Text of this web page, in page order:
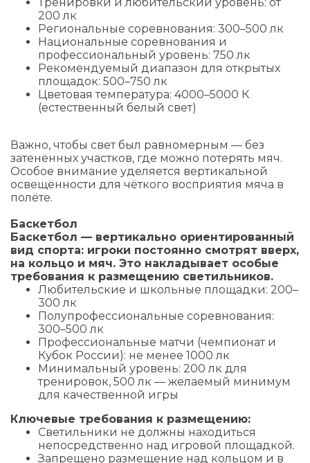
200 лк
Региональные соревнования: 300–500 лк
Национальные соревнования и
профессиональный уровень: 750 лк
Рекомендуемый диапазон для открытых
площадок: 500–750 лк
Цветовая температура: 4000–5000 К
(естественный белый свет)
Важно, чтобы свет был равномерным — без
затенённых участков, где можно потерять мяч.
Особое внимание уделяется вертикальной
освещённости для чёткого восприятия мяча в
полёте.
Баскетбол
Баскетбол — вертикально ориентированный
вид спорта: игроки постоянно смотрят вверх,
на кольцо и мяч. Это накладывает особые
требования к размещению светильников.
Любительские и школьные площадки: 200–
300 лк
Полупрофессиональные соревнования:
300–500 лк
Профессиональные матчи (чемпионат и
Кубок России): не менее 1000 лк
Минимальный уровень: 200 лк для
тренировок, 500 лк — желаемый минимум
для качественной игры
Ключевые требования к размещению:
Светильники не должны находиться
непосредственно над игровой площадкой.
Запрещено размещение над кольцом и в